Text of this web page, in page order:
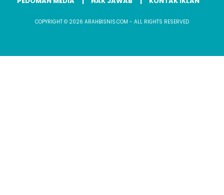
COPYRIGHT © 2026 ARAHBISNIS.COM - ALL RIGHTS RESERVED